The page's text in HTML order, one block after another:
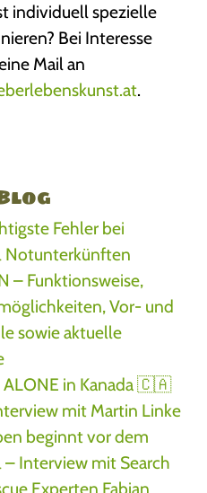
individuell spezielle
Bei Interesse
Mail an
.
Fehler bei
Notunterkünften
– Funktionsweise,
Vor- und
sowie aktuelle
ALONE in Kanada 🇨🇦
mit Martin Linke
beginnt vor dem
– Interview mit Search